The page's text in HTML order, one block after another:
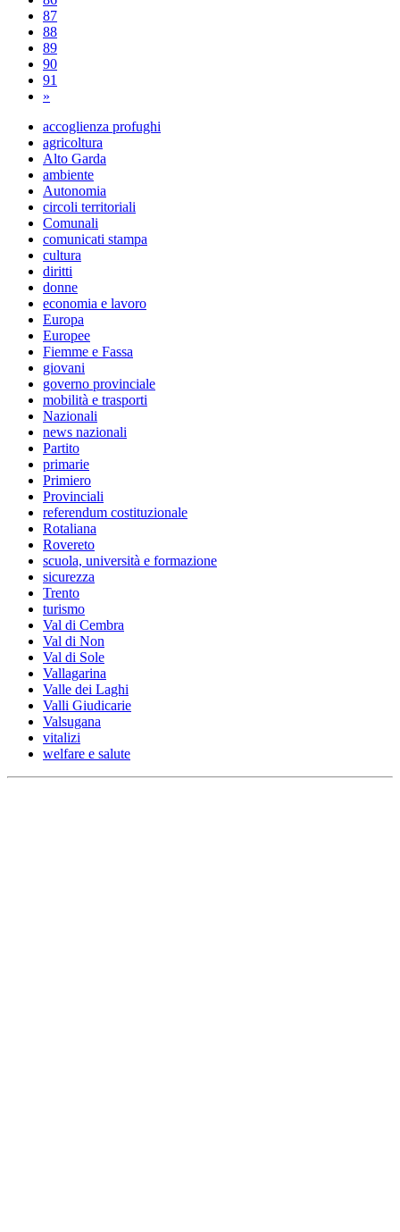
87
88
89
90
91
»
accoglienza profughi
agricoltura
Alto Garda
ambiente
Autonomia
circoli territoriali
Comunali
comunicati stampa
cultura
diritti
donne
economia e lavoro
Europa
Europee
Fiemme e Fassa
giovani
governo provinciale
mobilità e trasporti
Nazionali
news nazionali
Partito
primarie
Primiero
Provinciali
referendum costituzionale
Rotaliana
Rovereto
scuola, università e formazione
sicurezza
Trento
turismo
Val di Cembra
Val di Non
Val di Sole
Vallagarina
Valle dei Laghi
Valli Giudicarie
Valsugana
vitalizi
welfare e salute